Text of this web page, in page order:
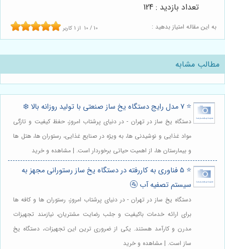
به این مقاله امتیاز بدهید : 10 / 10 از 1 کاربر
تعداد بازدید : 124
مطالب مشابه
⭐️ 7 مدل رایج دستگاه یخ ساز صنعتی با تولید روزانه بالا ❄️
دستگاه یخ ساز در تهران - در دنیای پرشتاب امروز، حفظ کیفیت و تازگی
مواد غذایی و نوشیدنی ها، به ویژه در صنایع غذایی، رستوران ها، هتل ها
و بیمارستان ها، از اهمیت حیاتی برخوردار است. | مشاهده و خرید
⭐️ 5 فناوری به کاررفته در دستگاه یخ ساز رستورانی مجهز به
سیستم تصفیه آب 🚰
دستگاه یخ ساز در تهران - در دنیای پرشتاب امروز، رستوران ها و کافه ها
برای ارائه خدمات باکیفیت و جلب رضایت مشتریان، نیازمند تجهیزات
مدرن و کارآمد هستند. یکی از ضروری ترین این تجهیزات، دستگاه یخ
ساز است. | مشاهده و خرید